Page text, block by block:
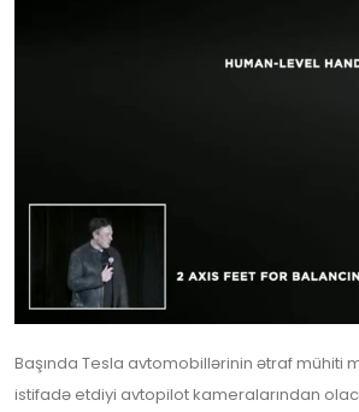
Başında Tesla avtomobillərinin ətraf mühiti
istifadə etdiyi avtopilot kameralarından